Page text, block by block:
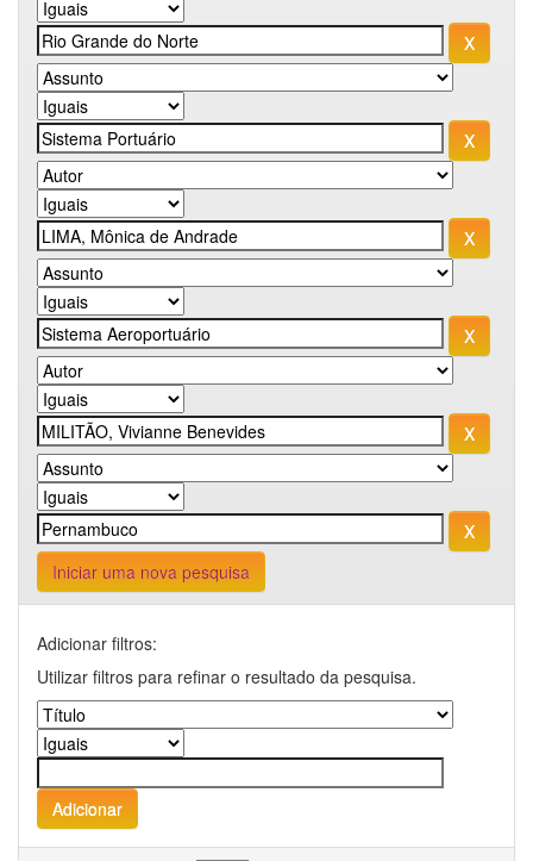
Iniciar uma nova pesquisa
Adicionar filtros:
Utilizar filtros para refinar o resultado da pesquisa.